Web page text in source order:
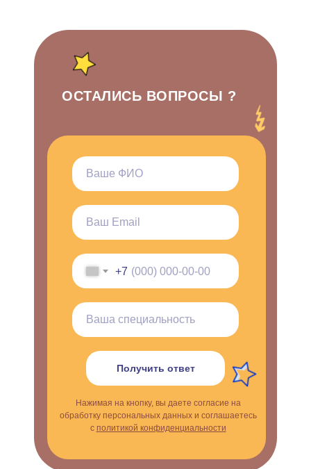
ОСТАЛИСЬ ВОПРОСЫ ?
Нажимая на кнопку, вы даете согласие на
обработку персональных данных и соглашаетесь
с политикой конфиденциальности
+7
Получить ответ